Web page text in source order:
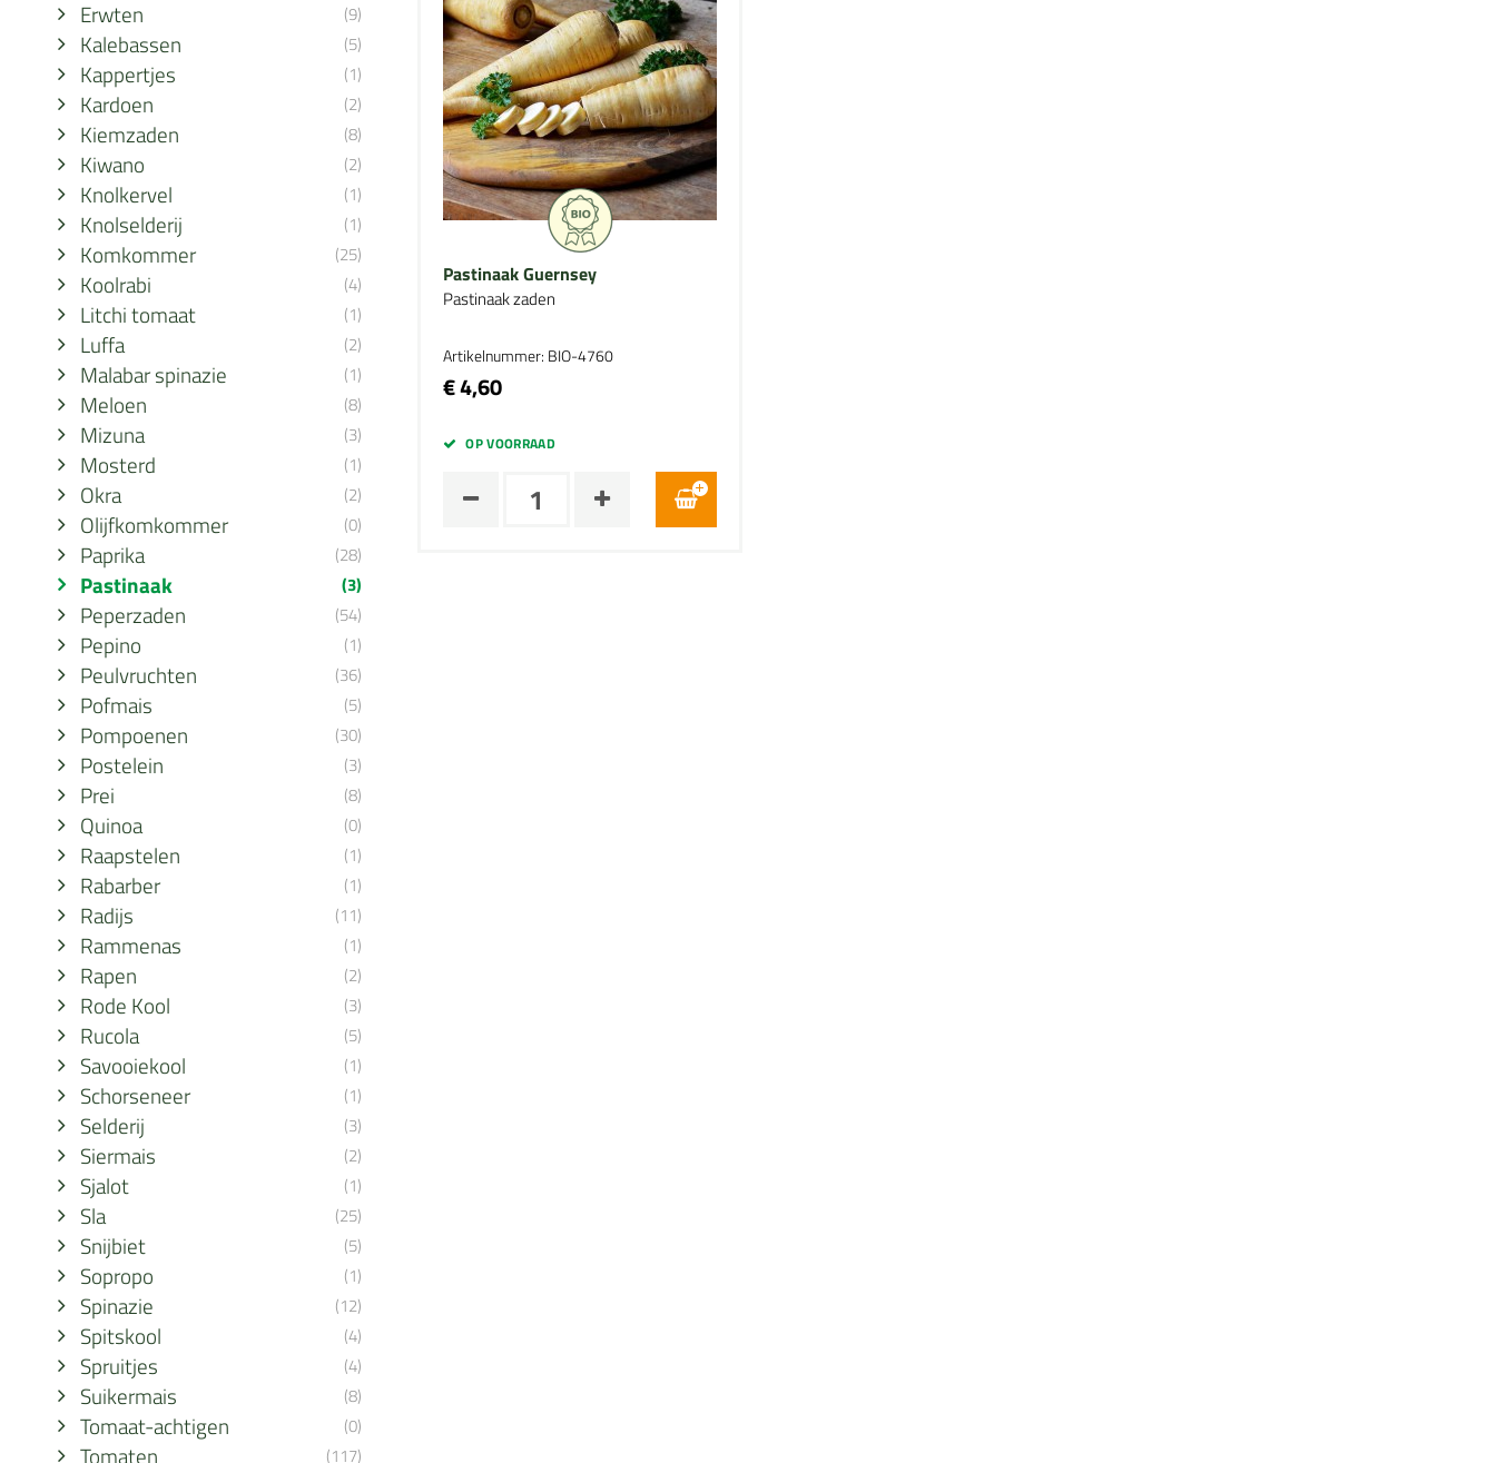
Erwten (9)
Kalebassen (5)
Kappertjes (1)
Kardoen (2)
Kiemzaden (8)
Kiwano (2)
Knolkervel (1)
Knolselderij (1)
Komkommer (25)
Koolrabi (4)
Litchi tomaat (1)
Luffa (2)
Malabar spinazie (1)
Meloen (8)
Mizuna (3)
Mosterd (1)
Okra (2)
Olijfkomkommer (0)
Paprika (28)
Pastinaak (3)
Peperzaden (54)
Pepino (1)
Peulvruchten (36)
Pofmais (5)
Pompoenen (30)
Postelein (3)
Prei (8)
Quinoa (0)
Raapstelen (1)
Rabarber (1)
Radijs (11)
Rammenas (1)
Rapen (2)
Rode Kool (3)
Rucola (5)
Savooiekool (1)
Schorseneer (1)
Selderij (3)
Siermais (2)
Sjalot (1)
Sla (25)
Snijbiet (5)
Sopropo (1)
Spinazie (12)
Spitskool (4)
Spruitjes (4)
Suikermais (8)
Tomaat-achtigen (0)
Tomaten (117)
Pastinaak Guernsey
Pastinaak zaden
Artikelnummer: BIO-4760
€ 4,60
OP VOORRAAD